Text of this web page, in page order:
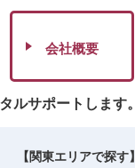
会社概要
ルサポートします。
【関東エリアで探す】